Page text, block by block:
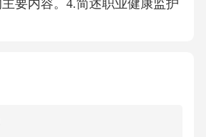
要内容。4.简述职业健康监护
容。2.结合实例，论述突发公
2023年12月发现多例肺结核